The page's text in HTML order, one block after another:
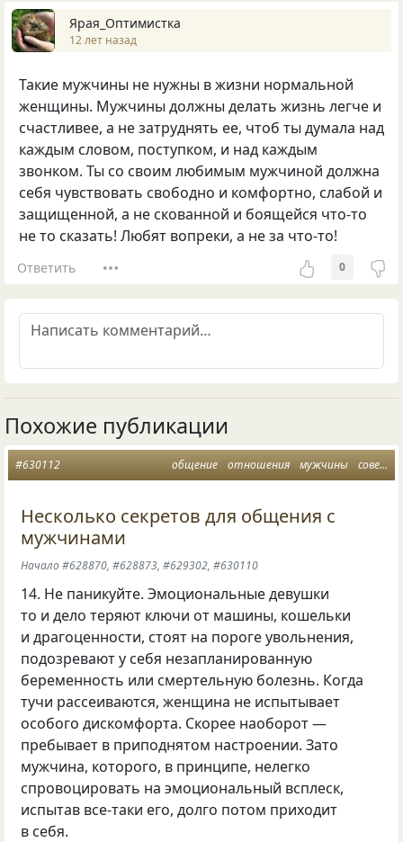
Ярая_Оптимистка
12 лет назад
Такие мужчины не нужны в жизни нормальной
женщины. Мужчины должны делать жизнь легче и
счастливее, а не затруднять ее, чтоб ты думала над
каждым словом, поступком, и над каждым
звонком. Ты со своим любимым мужчиной должна
себя чувствовать свободно и комфортно, слабой и
защищенной, а не скованной и боящейся что-то
не то сказать! Любят вопреки, а не за что-то!
Ответить 0
Похожие публикации
общение отношения мужчины советы
#630112
Несколько секретов для общения с
мужчинами
Начало #628870, #628873, #629302, #630110
14. Не паникуйте. Эмоциональные девушки
то и дело теряют ключи от машины, кошельки
и драгоценности, стоят на пороге увольнения,
подозревают у себя незапланированную
беременность или смертельную болезнь. Когда
тучи рассеиваются, женщина не испытывает
особого дискомфорта. Скорее наоборот —
пребывает в приподнятом настроении. Зато
мужчина, которого, в принципе, нелегко
спровоцировать на эмоциональный всплеск,
испытав все-таки его, долго потом приходит
в себя.